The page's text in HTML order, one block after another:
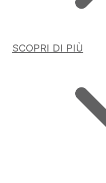
SCOPRI DI PIÙ